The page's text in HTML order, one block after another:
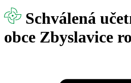
Schválená
obce Zbyslavice